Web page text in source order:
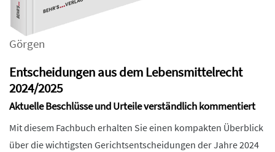
Görgen
Entscheidungen aus dem Lebensmittelrecht
2024/2025
Aktuelle Beschlüsse und Urteile verständlich kommentiert
Mit diesem Fachbuch erhalten Sie einen kompakten Überblick
über die wichtigsten Gerichtsentscheidungen der Jahre 2024